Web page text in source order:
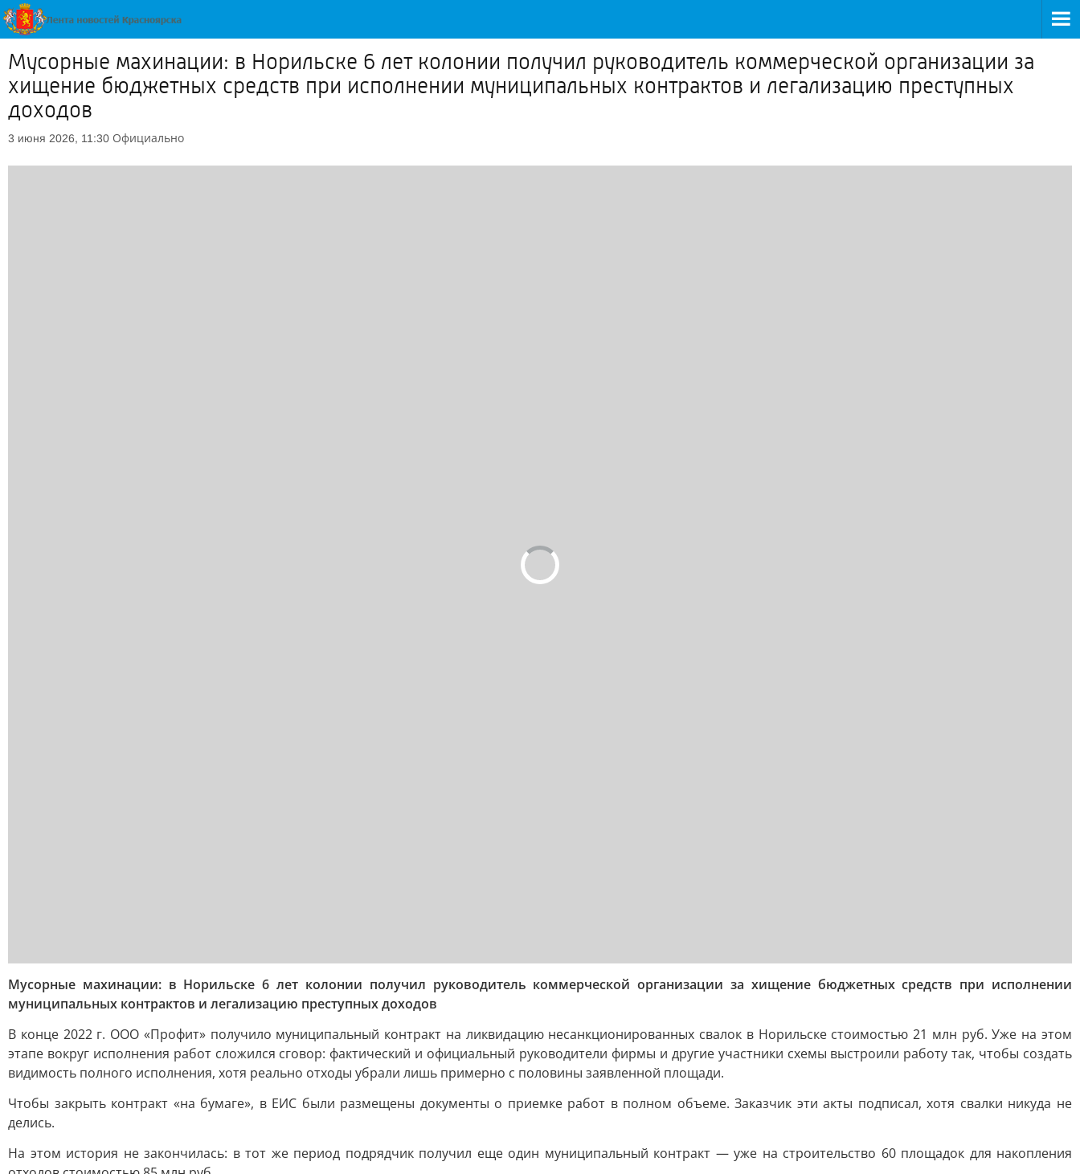
Мусорные махинации: в Норильске 6 лет колонии получил руководитель коммерческой организации за
хищение бюджетных средств при исполнении муниципальных контрактов и легализацию преступных
доходов
3 июня 2026, 11:30 Официально
Мусорные махинации: в Норильске 6 лет колонии получил руководитель коммерческой организации за хищение бюджетных средств при исполнении
муниципальных контрактов и легализацию преступных доходов
В конце 2022 г. ООО «Профит» получило муниципальный контракт на ликвидацию несанкционированных свалок в Норильске стоимостью 21 млн руб. Уже на этом
этапе вокруг исполнения работ сложился сговор: фактический и официальный руководители фирмы и другие участники схемы выстроили работу так, чтобы создать
видимость полного исполнения, хотя реально отходы убрали лишь примерно с половины заявленной площади.
Чтобы закрыть контракт «на бумаге», в ЕИС были размещены документы о приемке работ в полном объеме. Заказчик эти акты подписал, хотя свалки никуда не
делись.
На этом история не закончилась: в тот же период подрядчик получил еще один муниципальный контракт — уже на строительство 60 площадок для накопления